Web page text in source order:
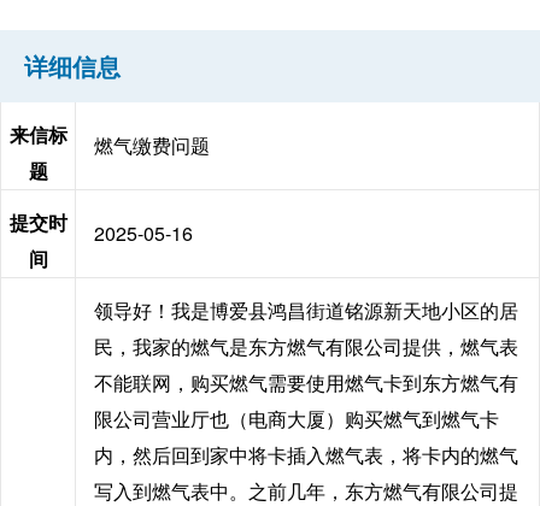
详细信息
来信标
题
燃气缴费问题
提交时
间
2025-05-16
领导好！我是博爱县鸿昌街道铭源新天地小区的居
民，我家的燃气是东方燃气有限公司提供，燃气表
不能联网，购买燃气需要使用燃气卡到东方燃气有
限公司营业厅也（电商大厦）购买燃气到燃气卡
内，然后回到家中将卡插入燃气表，将卡内的燃气
写入到燃气表中。之前几年，东方燃气有限公司提